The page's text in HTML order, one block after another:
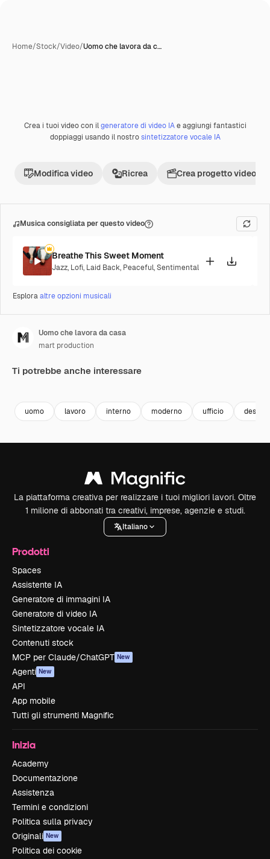
Home/Stock/Video/Uomo che lavora da c…
Premium
Crea i tuoi video con ilgeneratore di video IAe aggiungi fantastici
doppiaggi usando il nostrosintetizzatore vocale IA
Modifica video Ricrea Crea progetto video
Musica consigliata per questo video
Breathe This Sweet Moment
Jazz, Lofi, Laid Back, Peaceful,Sentimental
Esploraaltre opzioni musicali
Uomo che lavora da casa
mart production
Ti potrebbe anche interessare
uomo lavoro interno moderno ufficio
La piattaforma creativa per realizzare i tuoi migliori lavori. Oltre
1 milione di abbonati tra creativi, imprese, agenzie e studi.
Italiano
Prodotti
Spaces
Assistente IA
Generatore di immagini IA
Generatore di video IA
Sintetizzatore vocale IA
Contenuti stock
MCP per Claude/ChatGPT New
Agenti New
API
App mobile
Tutti gli strumenti Magnific
Inizia
Academy
Documentazione
Assistenza
Termini e condizioni
Politica sulla privacy
Originali New
Politica dei cookie